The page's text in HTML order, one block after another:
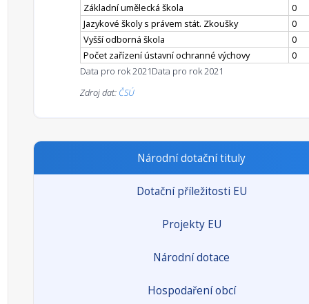
Základní umělecká škola
0
Jazykové školy s právem stát. Zkoušky
0
Vyšší odborná škola
0
Počet zařízení ústavní ochranné výchovy
0
Data pro rok 2021Data pro rok 2021
Zdroj dat: ČSÚ
Národní dotační tituly
Dotační příležitosti EU
Projekty EU
Národní dotace
Hospodaření obcí